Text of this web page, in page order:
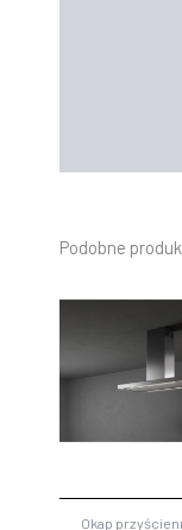
Podobne
Okap